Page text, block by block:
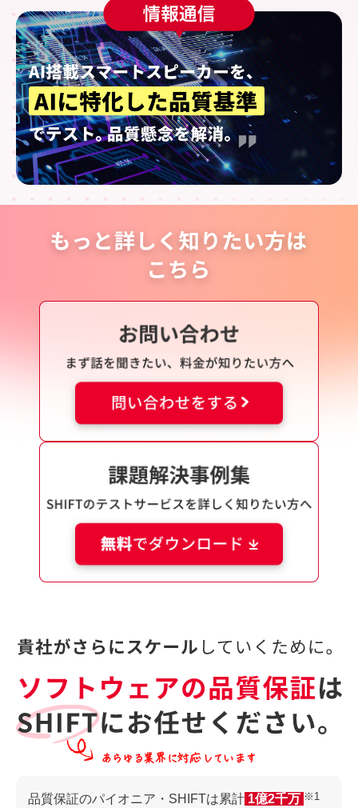
品質保証のパイオニア・SHIFTは累計 1億2千万 ※1